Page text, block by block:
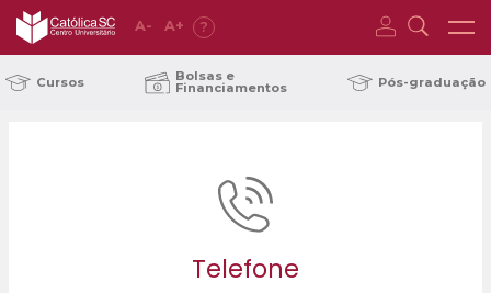
A- A+ ?
Cursos Bolsas e
Financiamentos Pós-graduação
Telefone